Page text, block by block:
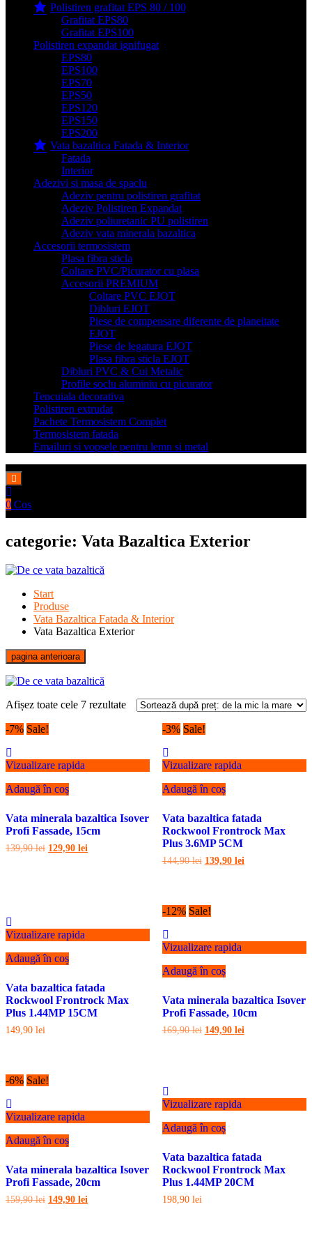
Polistiren grafitat EPS 80 / 100
Grafitat EPS80
Grafitat EPS100
Polistiren expandat ignifugat
EPS80
EPS100
EPS70
EPS50
EPS120
EPS150
EPS200
Vata bazaltica Fatada & Interior
Fatada
Interior
Adezivi si masa de spaclu
Adeziv pentru polistiren grafitat
Adeziv Polistiren Expandat
Adeziv poliuretanic PU polistiren
Adeziv vata minerala bazaltica
Accesorii termosistem
Plasa fibra sticla
Coltare PVC/Picurator cu plasa
Accesorii PREMIUM
Coltare PVC EJOT
Dibluri EJOT
Piese de compensare diferente de planeitate
EJOT
Piese de legatura EJOT
Plasa fibra sticla EJOT
Dibluri PVC & Cui Metalic
Profile soclu aluminiu cu picurator
Tencuiala decorativa
Polistiren extrudat
Pachete Termosistem Complet
Termosistem fatada
Emailuri si vopsele pentru lemn si metal
0 Cos
categorie: Vata Bazaltica Exterior
Start
Produse
Vata Bazaltica Fatada & Interior
Vata Bazaltica Exterior
pagina anterioara
Afișez toate cele 7 rezultateSortat
-7% Sale!
Vizualizare rapida
Adaugă în coș
Vata minerala bazaltica Isover
Profi Fassade, 15cm
139,90lei Prețul
129,90 lei
-3% Sale!
Vizualizare rapida
Adaugă în coș
Vata bazaltica fatada
Rockwool Frontrock Max
Plus 3.6MP 5CM
144,90lei Prețul
144,90 lei.
139,90 leiPrețul
Vizualizare rapida
Adaugă în coș
Vata bazaltica fatada
Rockwool Frontrock Max
Plus 1.44MP 15CM
149,90 lei
-12% Sale!
Vizualizare rapida
Adaugă în coș
Vata minerala bazaltica Isover
Profi Fassade, 10cm
169,90lei Prețul
149,90 leiPrețul
-6% Sale!
Vizualizare rapida
Adaugă în coș
Vata minerala bazaltica Isover
Profi Fassade, 20cm
159,90lei Prețul
149,90 lei
Vizualizare rapida
Adaugă în coș
Vata bazaltica fatada
Rockwool Frontrock Max
Plus 1.44MP 20CM
198,90 lei